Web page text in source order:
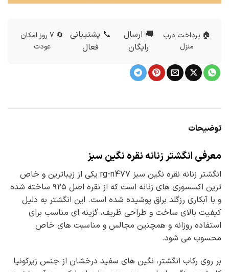
🏠 پرداخت درب
منزل
🚚 ارسال
رایگان
📞 پشتیبانی
فعال
🔄 7 روز امکان
عودت
توضیحات
معرفی انگشتر زنانه نقره نگین سبز
انگشتر زنانه نقره نگین سبز rg-n477 یکی از زیباترین و خاص
ترین اکسسوری های زنانه است که از نقره اصل ۹۲۵ ساخته شده
و با آبکاری رزگلد براق پوشیده شده است. این انگشتر به دلیل
کیفیت بالای ساخت و طراحی ظریف، گزینه ای مناسب برای
استفاده روزانه و همچنین مجالس و مناسبت های خاص
محسوب می شود.
بر روی رکاب انگشتر، نگین های سفید درخشان از جنس زیرکونیا